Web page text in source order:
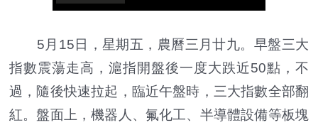
5月15日，星期五，農曆三月廿九。早盤三大
指數震蕩走高，滬指開盤後一度大跌近50點，不
過，隨後快速拉起，臨近午盤時，三大指數全部翻
紅。盤面上，機器人、氟化工、半導體設備等板塊